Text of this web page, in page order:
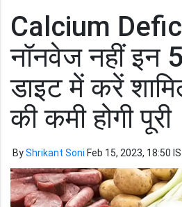
Calcium
नॉनवेज नहीं इन
डाइट में करें
की कमी होगी पूरी
ByShrikant Soni Feb 15, 2023, 18:50